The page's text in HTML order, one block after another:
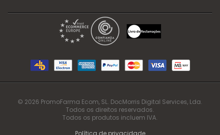
© 2026 PromoFarma Ecom, SL. DocMorris Digital Services, Lda.
Todos os direitos reservados.
Todos os produtos incluem IVA.
Política de privacidade